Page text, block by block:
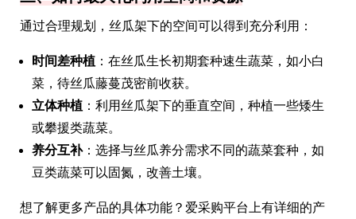
通过合理规划，丝瓜架下的空间可以得到充分利用：
时间差种植 ：在丝瓜生长初期套种速生蔬菜，如小白
菜，待丝瓜藤蔓茂密前收获。
立体种植 ：利用丝瓜架下的垂直空间，种植一些矮生
或攀援类蔬菜。
养分互补：选择与丝瓜养分需求不同的蔬菜套种，如
豆类蔬菜可以固氮，改善土壤。
想了解更多产品的具体功能？爱采购平台上有详细的产